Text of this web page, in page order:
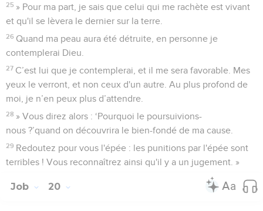
25 » Pour ma part, je sais que celui qui me rachète est vivant
et qu'il se lèvera le dernier sur la terre.
26 Quand ma peau aura été détruite, en personne je
contemplerai Dieu.
27 C’est lui que je contemplerai, et il me sera favorable. Mes
yeux le verront, et non ceux d'un autre. Au plus profond de
moi, je n’en peux plus d’attendre.
28 » Vous direz alors : ‘Pourquoi le poursuivions-
nous ?’quand on découvrira le bien-fondé de ma cause.
29 Redoutez pour vous l'épée : les punitions par l'épée sont
terribles ! Vous reconnaîtrez ainsi qu'il y a un jugement. »
Job 20